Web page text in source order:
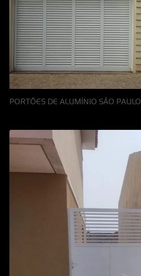
PORTÕES DE ALUMÍNIO SÃO PAULO